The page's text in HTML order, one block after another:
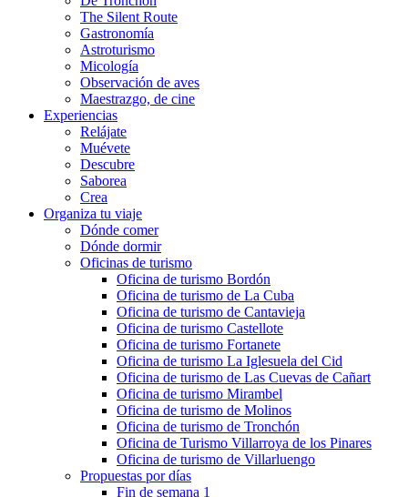
The Silent Route
Gastronomía
Astroturismo
Micología
Observación de aves
Maestrazgo, de cine
Experiencias
Relájate
Muévete
Descubre
Saborea
Crea
Organiza tu viaje
Dónde comer
Dónde dormir
Oficinas de turismo
Oficina de turismo Bordón
Oficina de turismo de La Cuba
Oficina de turismo de Cantavieja
Oficina de turismo Castellote
Oficina de turismo Fortanete
Oficina de turismo La Iglesuela del Cid
Oficina de turismo de Las Cuevas de Cañart
Oficina de turismo Mirambel
Oficina de turismo de Molinos
Oficina de turismo de Tronchón
Oficina de Turismo Villarroya de los Pinares
Oficina de turismo de Villarluengo
Propuestas por días
Fin de semana 1